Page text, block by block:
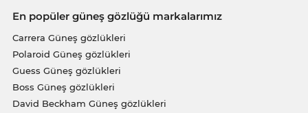
En popüler güneş gözlüğü markalarımız
Carrera Güneş gözlükleri
Polaroid Güneş gözlükleri
Guess Güneş gözlükleri
Boss Güneş gözlükleri
David Beckham Güneş gözlükleri